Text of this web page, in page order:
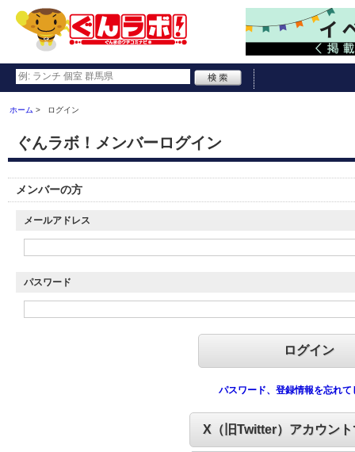
ホーム ログイン
ぐんラボ！メンバーログイン
メンバーの方
メールアドレス
パスワード
パスワード、登録情報を忘れて
X（旧Twitter）アカウン